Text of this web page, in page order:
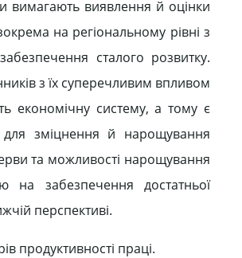
вимагають виявлення й оцінки
на регіональному рівні з
сталого розвитку.
з їх суперечливим впливом
економічну систему, а тому є
зміцнення й нарощування
та можливості нарощування
на забезпечення достатньої
перспективі.
продуктивності праці.